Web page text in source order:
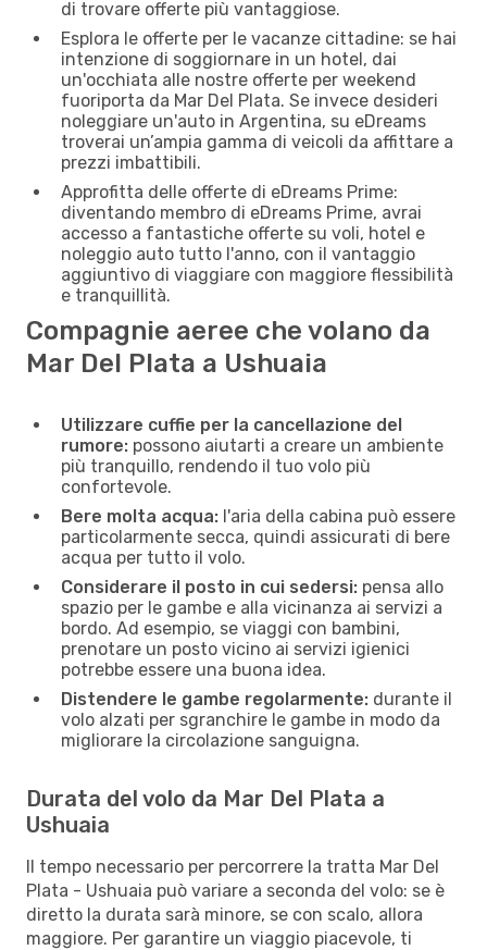
di trovare offerte più vantaggiose.
Esplora le offerte per le vacanze cittadine: se hai
intenzione di soggiornare in un hotel, dai
un'occhiata alle nostre offerte per weekend
fuoriporta da Mar Del Plata. Se invece desideri
noleggiare un'auto in Argentina, su eDreams
troverai un’ampia gamma di veicoli da affittare a
prezzi imbattibili.
Approfitta delle offerte di eDreams Prime:
diventando membro di eDreams Prime, avrai
accesso a fantastiche offerte su voli, hotel e
noleggio auto tutto l'anno, con il vantaggio
aggiuntivo di viaggiare con maggiore flessibilità
e tranquillità.
Compagnie aeree che volano da
Mar Del Plata a Ushuaia
Utilizzare cuffie per la cancellazione del
rumore: possono aiutarti a creare un ambiente
più tranquillo, rendendo il tuo volo più
confortevole.
Bere molta acqua: l'aria della cabina può essere
particolarmente secca, quindi assicurati di bere
acqua per tutto il volo.
Considerare il posto in cui sedersi: pensa allo
spazio per le gambe e alla vicinanza ai servizi a
bordo. Ad esempio, se viaggi con bambini,
prenotare un posto vicino ai servizi igienici
potrebbe essere una buona idea.
Distendere le gambe regolarmente: durante il
volo alzati per sgranchire le gambe in modo da
migliorare la circolazione sanguigna.
Durata del volo da Mar Del Plata a
Ushuaia
Il tempo necessario per percorrere la tratta Mar Del
Plata - Ushuaia può variare a seconda del volo: se è
diretto la durata sarà minore, se con scalo, allora
maggiore. Per garantire un viaggio piacevole, ti